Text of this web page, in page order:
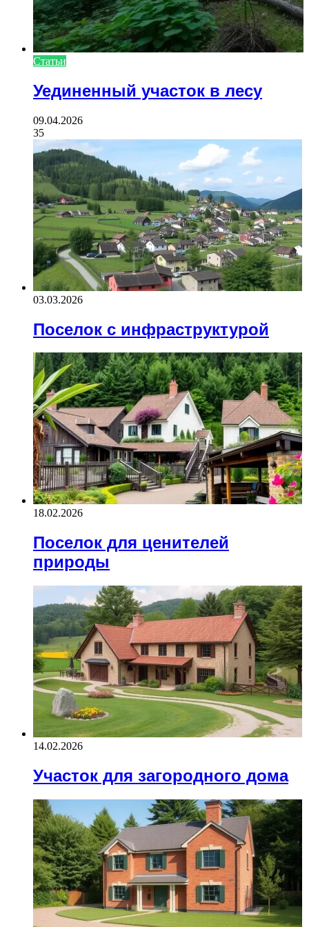
Статьи
Уединенный участок в лесу
09.04.2026
35
03.03.2026
Поселок с инфраструктурой
18.02.2026
Поселок для ценителей
природы
14.02.2026
Участок для загородного дома